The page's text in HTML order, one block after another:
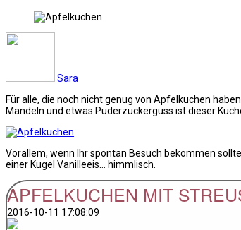
Sara
Für alle, die noch nicht genug von Apfelkuchen
Mandeln und etwas Puderzuckerguss ist dieser
Vorallem, wenn Ihr spontan Besuch bekommen
einer Kugel Vanilleeis… himmlisch.
APFELKUCHEN MIT
2016-10-11 17:08:09